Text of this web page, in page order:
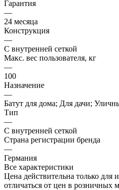
Гарантия
—
24 месяца
Конструкция
—
С внутренней сеткой
Макс. вес пользователя, кг
—
100
Назначение
—
Батут для дома; Для дачи;
Тип
—
С внутренней сеткой
Страна регистрации бренда
—
Германия
Все характеристики
Цена действительна только для
отличаться от цен в розничных